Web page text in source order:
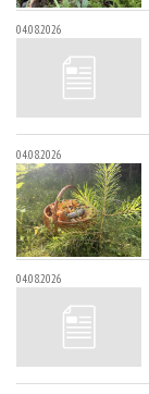
04.08.2026
04.08.2026
04.08.2026